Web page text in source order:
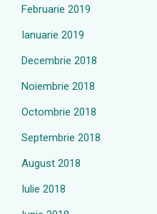
Februarie 2019
Ianuarie 2019
Decembrie 2018
Noiembrie 2018
Octombrie 2018
Septembrie 2018
August 2018
Iulie 2018